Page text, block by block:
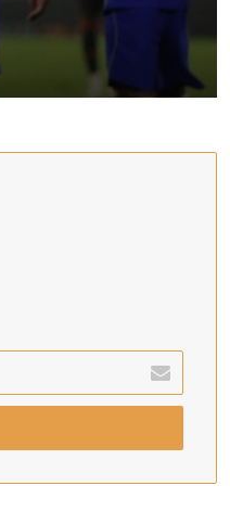
مواعيد مباريات اليوم الأحد 9 – 8 – 2026
مع أم ضد؟ تصرف
نائب الرئيس التركي
بريدك
الإلكتروني